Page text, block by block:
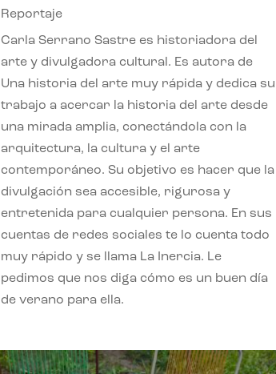
Reportaje
Carla Serrano Sastre es historiadora del
arte y divulgadora cultural. Es autora de
Una historia del arte muy rápida y dedica su
trabajo a acercar la historia del arte desde
una mirada amplia, conectándola con la
arquitectura, la cultura y el arte
contemporáneo. Su objetivo es hacer que la
divulgación sea accesible, rigurosa y
entretenida para cualquier persona. En sus
cuentas de redes sociales te lo cuenta todo
muy rápido y se llama La Inercia. Le
pedimos que nos diga cómo es un buen día
de verano para ella.